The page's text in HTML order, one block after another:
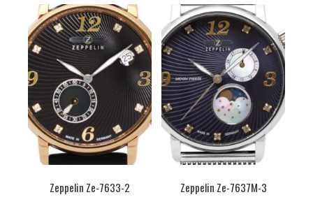
Zeppelin Ze-7633-2 Zeppelin Ze-7637M-3